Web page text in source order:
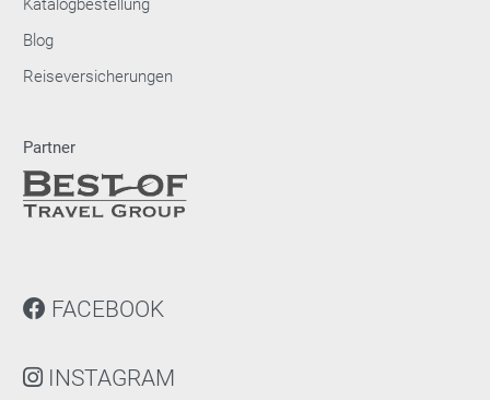
Katalogbestellung
Blog
Reiseversicherungen
Partner
FACEBOOK
INSTAGRAM